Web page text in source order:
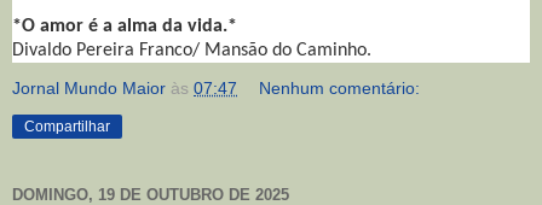
*O amor é a alma da vida.*
Divaldo Pereira Franco/ Mansão do Caminho.
Jornal Mundo Maior às 07:47 Nenhum comentário:
Compartilhar
DOMINGO, 19 DE OUTUBRO DE 2025